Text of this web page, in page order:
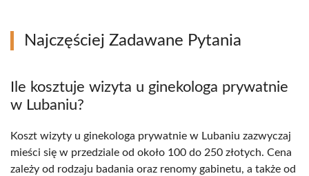
Najczęściej Zadawane Pytania
Ile kosztuje wizyta u ginekologa prywatnie
w Lubaniu?
Koszt wizyty u ginekologa prywatnie w Lubaniu zazwyczaj
mieści się w przedziale od około 100 do 250 złotych. Cena
zależy od rodzaju badania oraz renomy gabinetu, a także od